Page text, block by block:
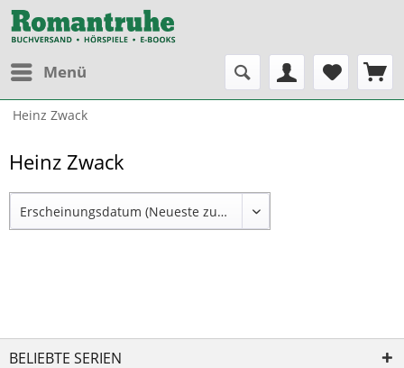
Menü
Heinz Zwack
Heinz Zwack
BELIEBTE SERIEN